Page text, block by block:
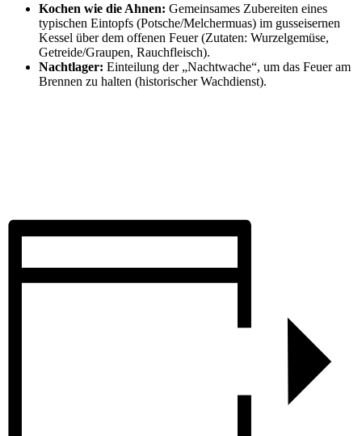
Kochen wie die Ahnen: Gemeinsames Zubereiten eines
typischen Eintopfs (Potsche/Melchermuas) im gusseisernen
Kessel über dem offenen Feuer (Zutaten: Wurzelgemüse,
Getreide/Graupen, Rauchfleisch).
Nachtlager: Einteilung der „Nachtwache“, um das Feuer am
Brennen zu halten (historischer Wachdienst).